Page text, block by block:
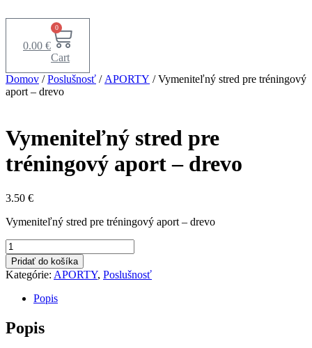
0.00 €
0
Cart
Domov /Poslušnosť / APORTY / Vymeniteľný stred pre tréningový
aport – drevo
Vymeniteľný stred pre
tréningový aport – drevo
3.50 €
Vymeniteľný stred pre tréningový aport – drevo
množstvo
Vymeniteľný
stred
pre
tréningový
-
drevo
Pridať do košíka
Kategórie: APORTY, Poslušnosť
Popis
Popis